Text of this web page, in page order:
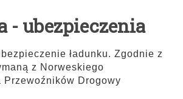
- ubezpieczenia
ładunku. Zgodnie z
z Norweskiego
Przewoźników Drogowy